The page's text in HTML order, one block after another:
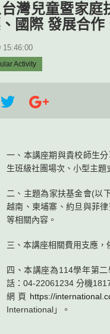
台灣兒童暨家
國際 發展合
15:46:00
Activity
一、本講座期與貴校師生
生班級社團場次、小型主題
二、主題為家扶基金會(以
越南、柬埔寨、約旦與菲
等相關內容。
三、本講座相關費用支應，
四、本講座為114學年第
話：04-22061234 分機
網頁 https://
International」。